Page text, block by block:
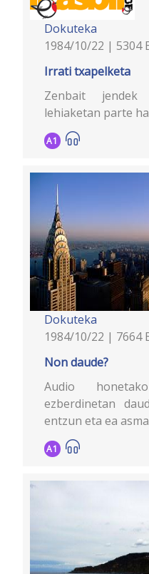
Dokuteka
1984/10/22 | 5304
Irrati txapelketa
Zenbait
lehiaketan parte
A1
Dokuteka
1984/10/22 | 7664
Non daude?
Audio
ezberdinetan
entzun eta ea
A1